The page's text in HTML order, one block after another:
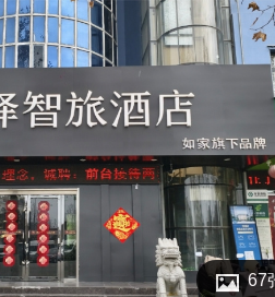
 67